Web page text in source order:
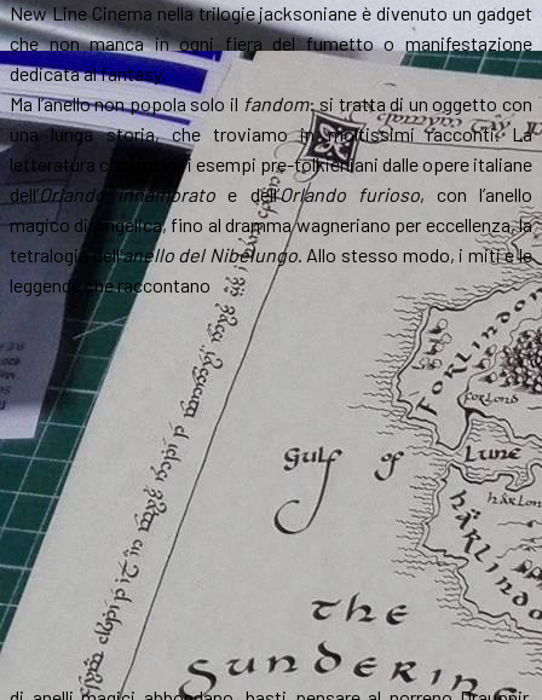
New Line Cinema nella trilogie jacksoniane è divenuto un gadget
che non manca in ogni fiera del fumetto o manifestazione
dedicata al fantasy.
Ma l’anello non popola solo il fandom: si tratta di un oggetto con
una lunga storia, che troviamo in moltissimi racconti. La
letteratura ci offre vari esempi pre-tolkieniani dalle opere italiane
dell’Orlando innamorato e dell’Orlando furioso, con l’anello
magico di Angelica, fino al dramma wagneriano per eccellenza, la
tetralogia dell’anello del Nibelungo. Allo stesso modo, i miti e le
leggende che raccontano